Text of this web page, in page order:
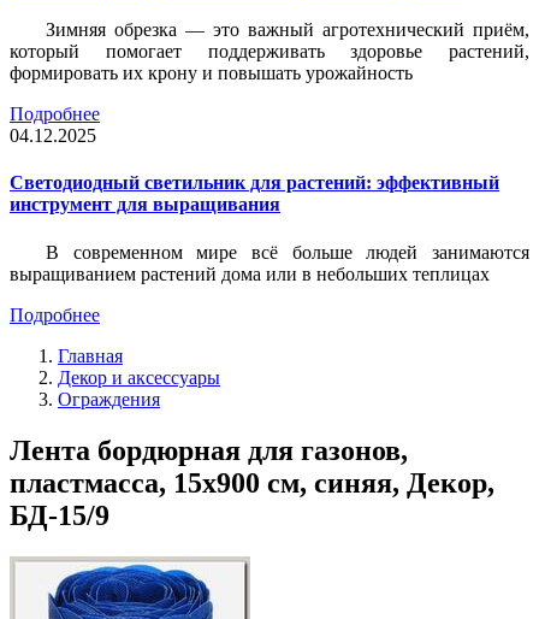
Зимняя обрезка — это важный агротехнический приём,
который помогает поддерживать здоровье растений,
формировать их крону и повышать урожайность
Подробнее
04.12.2025
Светодиодный светильник для растений: эффективный
инструмент для выращивания
В современном мире всё больше людей занимаются
выращиванием растений дома или в небольших теплицах
Подробнее
Главная
Декор и аксессуары
Ограждения
Лента бордюрная для газонов,
пластмасса, 15х900 см, синяя, Декор,
БД-15/9